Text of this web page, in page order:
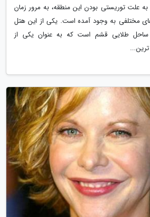
علت توریستی بودن این منطقه، به مرور زمان
مختلفی به وجود آمده است. یکی از این هتل
طلایی قشم است که به عنوان یکی از